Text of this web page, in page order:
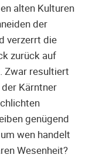
alten Kulturen
der
verzerrt die
zurück auf
Zwar resultiert
Kärntner
genügend
wen handelt
Wesenheit?